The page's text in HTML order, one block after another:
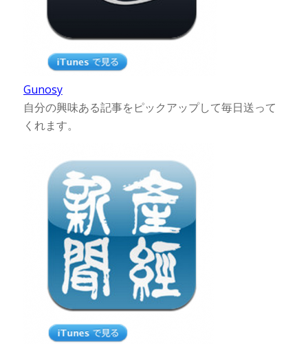
Gunosy
自分の興味ある記事をピックアップして毎日送って
くれます。